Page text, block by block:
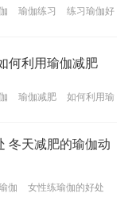
瑜伽练习
练习瑜伽好
何利用瑜伽减肥
瑜伽减肥
如何利用瑜
冬天减肥的瑜伽动
伽
女性练瑜伽的好处